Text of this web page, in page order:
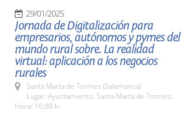
29/01/2025
Jornada de Digitalización para
empresarios, autónomos y pymes del
mundo rural sobre. La realidad
virtual: aplicación a los negocios
rurales
Santa Marta de Tormes (Salamanca)
Lugar: Ayuntamiento. Santa Marta de Tormes.
Hora: 16:00 h.